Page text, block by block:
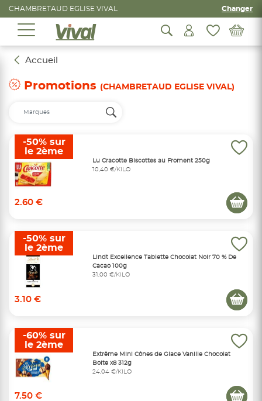
CHAMBRETAUD EGLISE VIVAL Changer
Accueil
Promotions (CHAMBRETAUD EGLISE VIVAL)
Lu Cracotte Biscottes au Froment 250g
10,40 €/KILO
2.60 €
-50% sur
le 2ème
Lindt Excellence Tablette Chocolat Noir 70 % De
Cacao 100g
31,00 €/KILO
3.10 €
-50% sur
le 2ème
Extrême Mini Cônes de Glace Vanille Chocolat
Boite x8 312g
24,04 €/KILO
7.50 €
-60% sur
le 2ème